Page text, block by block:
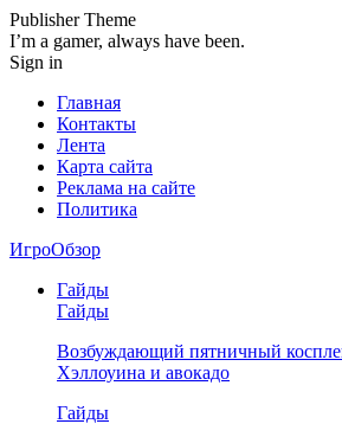
Publisher Theme
I’m a gamer, always have been.
Sign in
Главная
Контакты
Лента
Карта сайта
Реклама на сайте
Политика
ИгроОбзор
Гайды
Гайды
Возбуждающий пятничный
Хэллоуина и авокадо
Гайды